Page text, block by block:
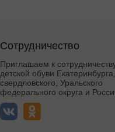
Сотрудничество
Приглашаем к
детской обуви Екатеринбурга,
свердловского, Уральского
федерального округа и